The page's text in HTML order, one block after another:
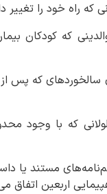
راه خود را تغییر
که کودکان
سالخوردهای که پس
که با وجود
مستند یا
اربعین اتفاق